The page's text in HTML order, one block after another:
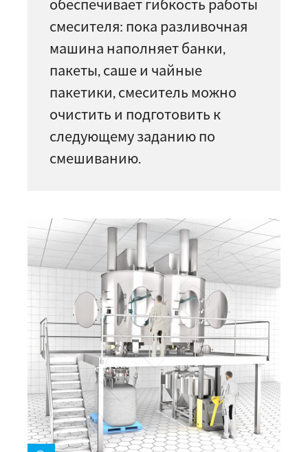
обеспечивает гибкость работы
смесителя: пока разливочная
машина наполняет банки,
пакеты, саше и чайные
пакетики, смеситель можно
очистить и подготовить к
следующему заданию по
смешиванию.